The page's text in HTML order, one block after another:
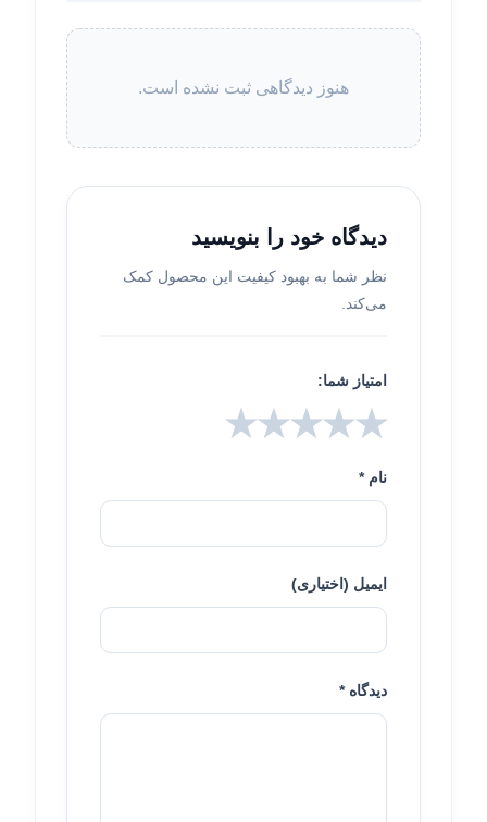
هنوز دیدگاهی ثبت نشده است.
دیدگاه خود را بنویسید
نظر شما به بهبود کیفیت این محصول کمک
می‌کند.
امتیاز شما:
★★★★★
نام *
ایمیل (اختیاری)
دیدگاه *